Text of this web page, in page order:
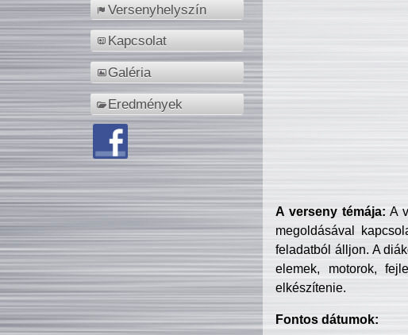
Versenyhelyszín
Kapcsolat
Galéria
Eredmények
A verseny témája: A
megoldásával
feladatból álljon. A
elemek, motorok,
elkészítenie.
Fontos dátumok: